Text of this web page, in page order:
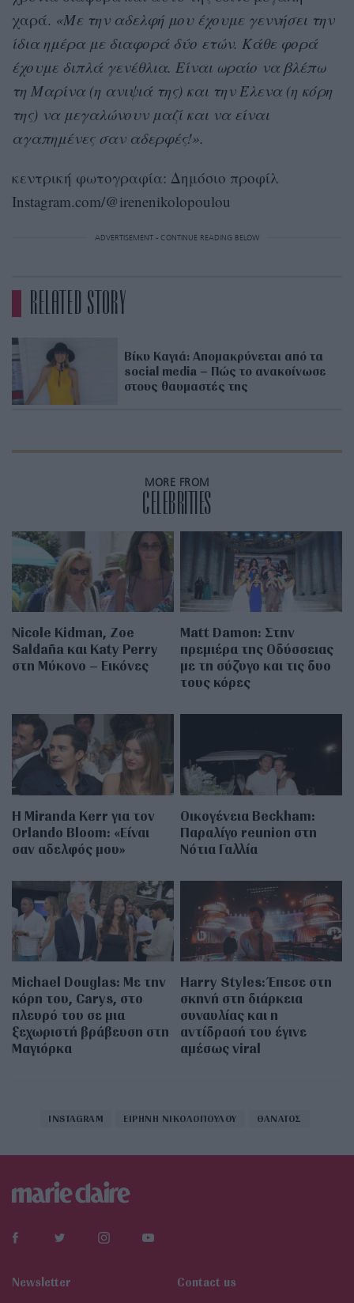
χαρά. «Με την αδελφή μου έχουμε γεννήσει την
ίδια ημέρα με διαφορά δύο ετών. Κάθε φορά
έχουμε διπλά γενέθλια. Είναι ωραίο να βλέπω
τη Μαρίνα (η ανιψιά της) και την Έλενα (η κόρη
της) να μεγαλώνουν μαζί και να είναι
αγαπημένες σαν αδερφές!».
κεντρική φωτογραφία: Δημόσιο προφίλ
Instagram.com/@irenenikolopoulou
ADVERTISEMENT - CONTINUE READING BELOW
RELATED STORY
Βίκυ Καγιά: Απομακρύνεται από τα
social media – Πώς το ανακοίνωσε
στους θαυμαστές της
MORE FROM
CELEBRITIES
Nicole Kidman, Zoe
Saldaña και Katy Perry
στη Μύκονο – Εικόνες
Matt Damon: Στην
πρεμιέρα της Οδύσσειας
με τη σύζυγο και τις δυο
τους κόρες
Η Miranda Kerr για τον
Orlando Bloom: «Είναι
σαν αδελφός μου»
Οικογένεια Beckham:
Παραλίγο reunion στη
Νότια Γαλλία
Michael Douglas: Με την
κόρη του, Carys, στο
πλευρό του σε μια
ξεχωριστή βράβευση στη
Μαγιόρκα
Harry Styles: Έπεσε στη
σκηνή στη διάρκεια
συναυλίας και η
αντίδρασή του έγινε
αμέσως viral
INSTAGRAM ΕΙΡΗΝΗ ΝΙΚΟΛΟΠΟΥΛΟΥ ΘΑΝΑΤΟΣ
Newsletter Contact us